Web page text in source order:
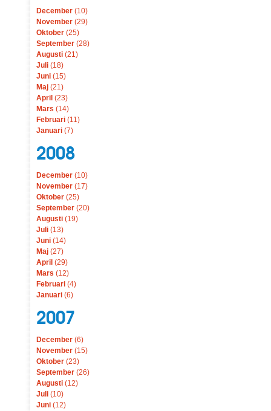
December (10)
November (29)
Oktober (25)
September (28)
Augusti (21)
Juli (18)
Juni (15)
Maj (21)
April (23)
Mars (14)
Februari (11)
Januari (7)
2008
December (10)
November (17)
Oktober (25)
September (20)
Augusti (19)
Juli (13)
Juni (14)
Maj (27)
April (29)
Mars (12)
Februari (4)
Januari (6)
2007
December (6)
November (15)
Oktober (23)
September (26)
Augusti (12)
Juli (10)
Juni (12)